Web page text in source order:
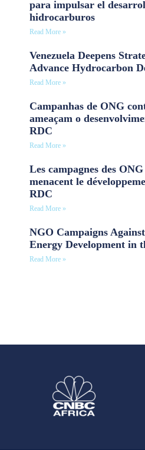
para impulsar el
hidrocarburos
Read More »
Venezuela Deepens
Advance Hydrocarbon
Read More »
Campanhas de ONG
ameaçam o
RDC
Read More »
Les campagnes des
menacent le
RDC
Read More »
NGO Campaigns
Energy Development in
Read More »